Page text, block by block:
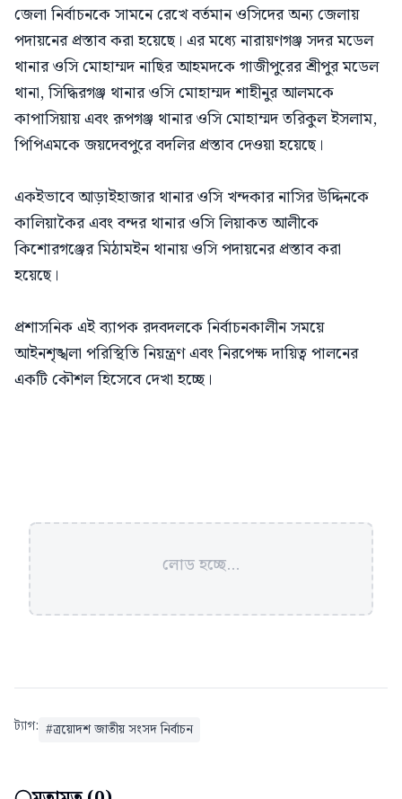
জেলা নির্বাচনকে সামনে রেখে বর্তমান ওসিদের অন্য জেলায়
পদায়নের প্রস্তাব করা হয়েছে। এর মধ্যে নারায়ণগঞ্জ সদর মডেল
থানার ওসি মোহাম্মদ নাছির আহমদকে গাজীপুরের শ্রীপুর মডেল
থানা, সিদ্ধিরগঞ্জ থানার ওসি মোহাম্মদ শাহীনুর আলমকে
কাপাসিয়ায় এবং রূপগঞ্জ থানার ওসি মোহাম্মদ তরিকুল ইসলাম,
পিপিএমকে জয়দেবপুরে বদলির প্রস্তাব দেওয়া হয়েছে।
একইভাবে আড়াইহাজার থানার ওসি খন্দকার নাসির উদ্দিনকে
কালিয়াকৈর এবং বন্দর থানার ওসি লিয়াকত আলীকে
কিশোরগঞ্জের মিঠামইন থানায় ওসি পদায়নের প্রস্তাব করা
হয়েছে।
প্রশাসনিক এই ব্যাপক রদবদলকে নির্বাচনকালীন সময়ে
আইনশৃঙ্খলা পরিস্থিতি নিয়ন্ত্রণ এবং নিরপেক্ষ দায়িত্ব পালনের
একটি কৌশল হিসেবে দেখা হচ্ছে।
লোড হচ্ছে...
ট্যাগ: #ত্রয়োদশ জাতীয় সংসদ নির্বাচন